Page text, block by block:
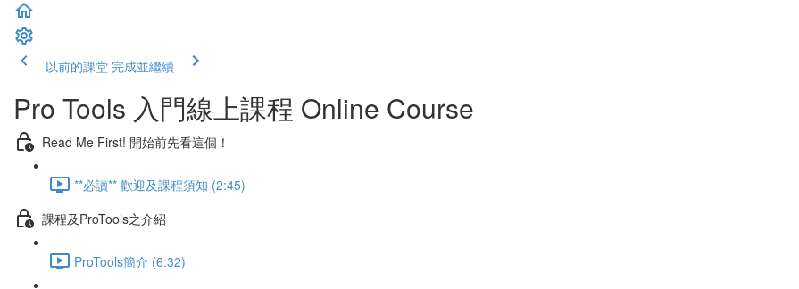
以前的課堂 完成並繼續
Pro Tools 入門線上課程 Online Course
Read Me First! 開始前先看這個！
**必讀** 歡迎及課程須知 (2:45)
課程及ProTools之介紹
ProTools簡介 (6:32)